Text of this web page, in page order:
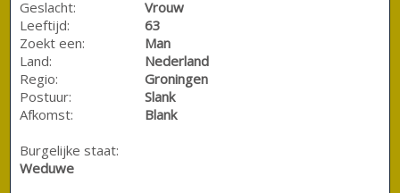
Geslacht:
Vrouw
Leeftijd:
63
Zoekt een:
Man
Land:
Nederland
Regio:
Groningen
Postuur:
Slank
Afkomst:
Blank
Burgelijke staat:
Weduwe